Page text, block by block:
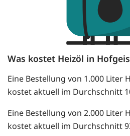
Was kostet Heizöl in
Eine Bestellung von 1.000 Liter
kostet aktuell im Durchschnitt
Eine Bestellung von 2.000 Liter
kostet aktuell im Durchschnitt